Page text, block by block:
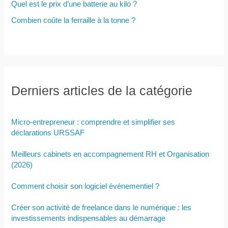
Quel est le prix d’une batterie au kilo ?
Combien coûte la ferraille à la tonne ?
Derniers articles de la catégorie
Micro-entrepreneur : comprendre et simplifier ses
déclarations URSSAF
Meilleurs cabinets en accompagnement RH et Organisation
(2026)
Comment choisir son logiciel événementiel ?
Créer son activité de freelance dans le numérique : les
investissements indispensables au démarrage